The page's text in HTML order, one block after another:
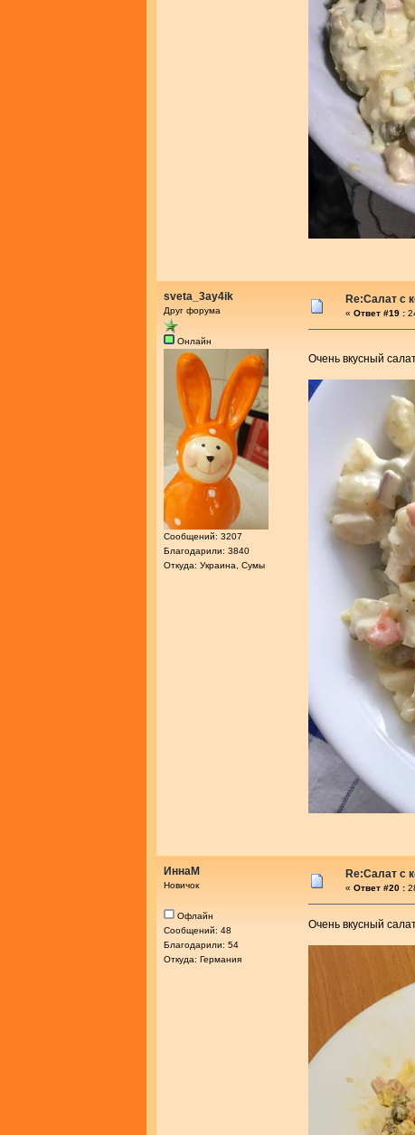
sveta_3ay4ik
Друг форума
Онлайн
Сообщений: 3207
Благодарили: 3840
Откуда: Украина, Сумы
Re:Салат с
« Ответ #19 :
Очень вкусный
ИннаМ
Новичок
Офлайн
Сообщений: 48
Благодарили: 54
Откуда: Германия
Re:Салат с
« Ответ #20 :
Очень вкусный